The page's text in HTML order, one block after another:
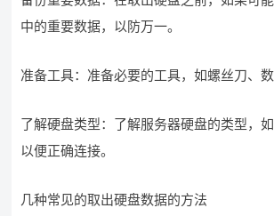
中的重要数据，以防万一。
准备工具：准备必要的工具，如螺丝刀、数
了解硬盘类型：了解服务器硬盘的类型，如
以便正确连接。
几种常见的取出硬盘数据的方法